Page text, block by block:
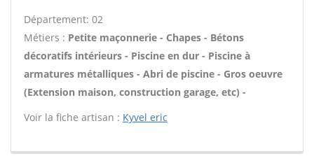
Département: 02
Métiers : Petite maçonnerie - Chapes - Bétons
décoratifs intérieurs - Piscine en dur - Piscine à
armatures métalliques - Abri de piscine - Gros oeuvre
(Extension maison, construction garage, etc) -
Voir la fiche artisan : Kyvel eric